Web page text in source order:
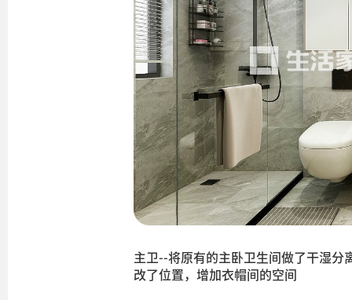
主卫--将原有的主卧卫生间做了干湿分
改了位置，增加衣帽间的空间